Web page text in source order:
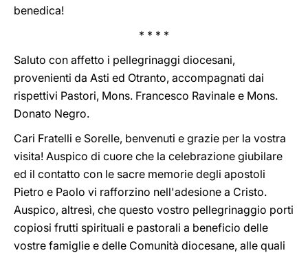
benedica!
* * * *
Saluto con affetto i pellegrinaggi diocesani,
provenienti da Asti ed Otranto, accompagnati dai
rispettivi Pastori, Mons. Francesco Ravinale e Mons.
Donato Negro.
Cari Fratelli e Sorelle, benvenuti e grazie per la vostra
visita! Auspico di cuore che la celebrazione giubilare
ed il contatto con le sacre memorie degli apostoli
Pietro e Paolo vi rafforzino nell'adesione a Cristo.
Auspico, altresì, che questo vostro pellegrinaggio porti
copiosi frutti spirituali e pastorali a beneficio delle
vostre famiglie e delle Comunità diocesane, alle quali